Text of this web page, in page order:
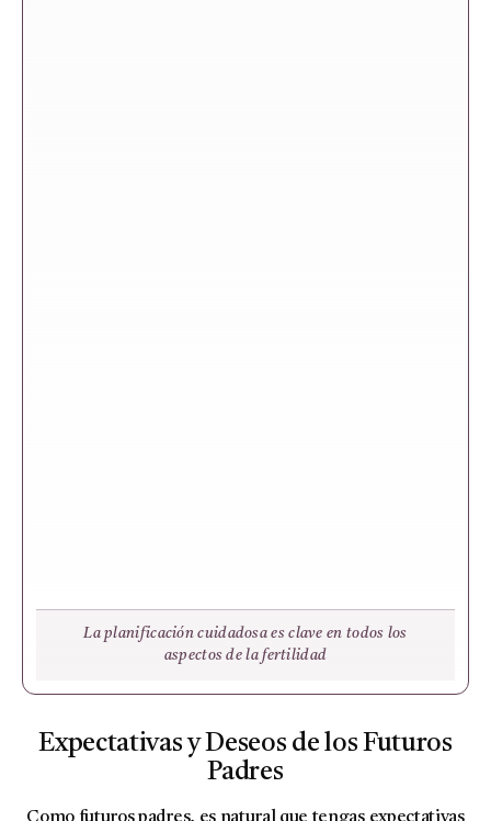
La planificación cuidadosa es clave en todos los
aspectos de la fertilidad
Expectativas y Deseos de los Futuros
Padres